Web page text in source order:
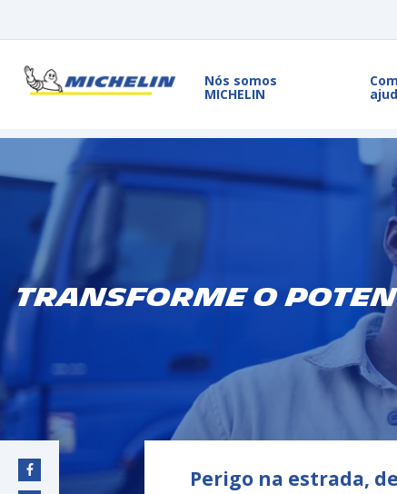
Nós somos
MICHELIN
Transforme o
Perigo na estrada,